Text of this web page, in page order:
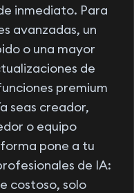
inmediato. Para
avanzadas, un
o una mayor
de
premium
seas creador,
o equipo
pone a tu
de IA:
costoso, solo